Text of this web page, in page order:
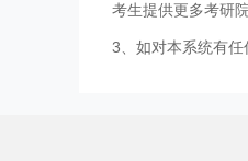
考生提供更多考研
3、如对本系统有任